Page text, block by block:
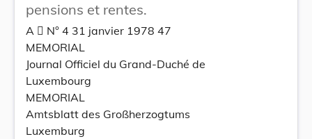
pensions et rentes.
A  N° 4 31 janvier 1978 47
MEMORIAL
Journal Officiel du Grand-Duché de
Luxembourg
MEMORIAL
Amtsblatt des Großherzogtums
Luxemburg